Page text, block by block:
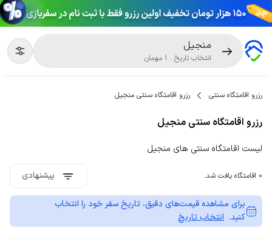
منجیل
انتخاب تاریخ .
1 مهمان
رزرو اقامتگاه سنتی رزرو اقامتگاه سنتی منجیل
رزرو اقامتگاه سنتی منجیل
لیست اقامتگاه سنتی های منجیل
0 اقامتگاه یافت شد. پیشنهادی
برای مشاهده قیمت‌های دقیق، تاریخ سفر خود را انتخاب
کنید. انتخاب تاریخ